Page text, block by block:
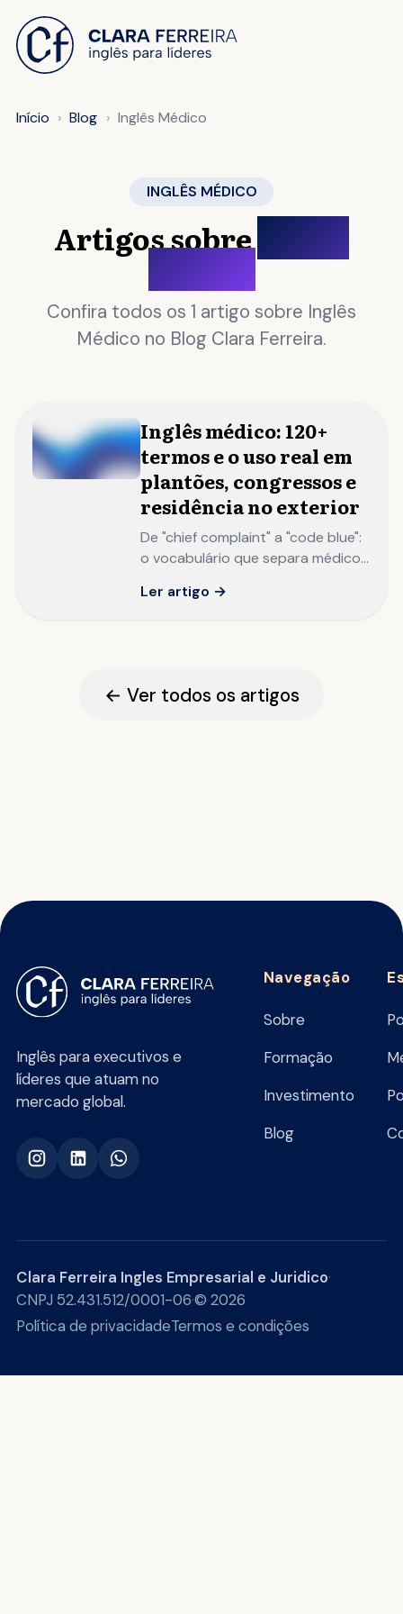
Início Blog Inglês Médico
INGLÊS MÉDICO
Artigos sobre
Confira todos os 1 artigo sobre Inglês
Médico no Blog Clara Ferreira.
Inglês médico: 120+
termos e o uso real em
plantões, congressos e
residência no exterior
De "chief complaint" a "code blue":
o vocabulário que separa médicos
apresentam internacionalmente
Ler artigo →
← Ver todos os artigos
Inglês para executivos e
líderes que atuam no
mercado global.
Navegação
Sobre
Formação
Investimento
Blog
Clara Ferreira Ingles Empresarial e Juridico·
CNPJ 52.431.512/0001-06·© 2026
Política de privacidadeTermos e condições